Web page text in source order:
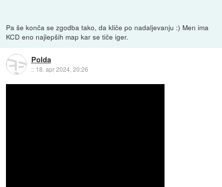
Pa še konča se zgodba tako, da kliče po nadaljevanju :) Men ima
KCD eno najlepših map kar se tiče iger.
Polda
:: 18. apr 2024, 20:26